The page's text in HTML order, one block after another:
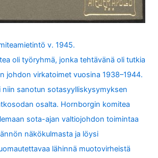
v. 1945.
oli työryhmä, jonka tehtävänä oli tutkia
johdon virkatoimet vuosina 1938–1944.
niin sanotun sotasyylliskysymyksen
osalta. Hornborgin komitea
sota-ajan valtiojohdon toimintaa
näkökulmasta ja löysi
lähinnä muotovirheistä